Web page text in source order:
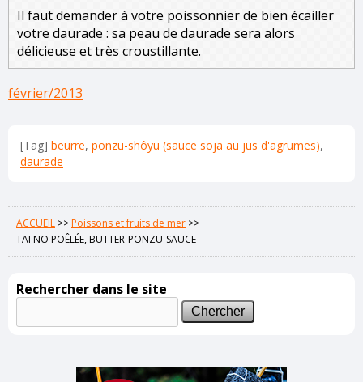
Il faut demander à votre poissonnier de bien écailler
votre daurade : sa peau de daurade sera alors
délicieuse et très croustillante.
février/2013
[Tag] beurre, ponzu-shôyu (sauce soja au jus d'agrumes),
daurade
ACCUEIL >>Poissons et fruits de mer >>
TAI NO POÊLÉE, BUTTER-PONZU-SAUCE
Rechercher dans le site